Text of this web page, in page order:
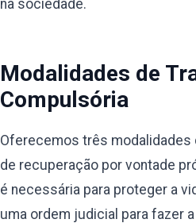
na sociedade.
Modalidades de
Compulsória
Oferecemos três modalidades
de recuperação por vontade
é necessária para proteger a
uma ordem judicial para fazer